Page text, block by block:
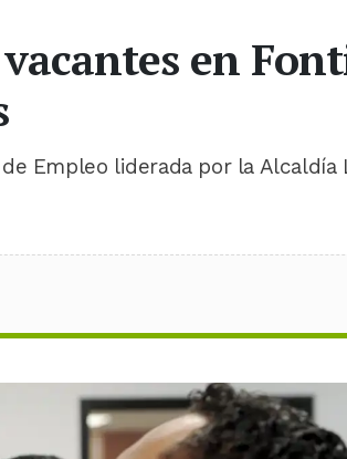
en
Empleo liderada por la Alcaldía